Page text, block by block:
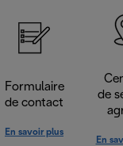
Formulaire
de contact
En savoir plus
de
En